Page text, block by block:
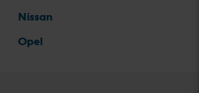
Nissan
Opel